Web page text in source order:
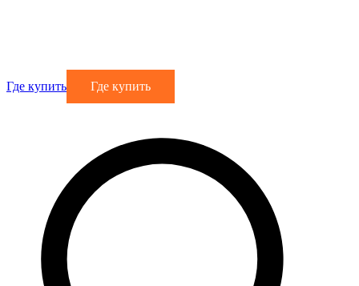
Где купить Где купить